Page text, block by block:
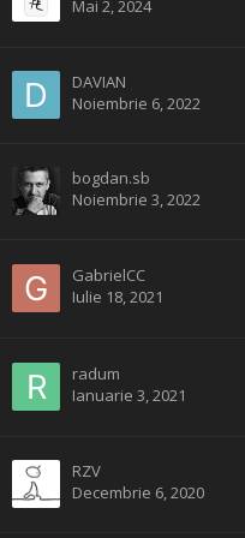
Mai 2, 2024
DAVIAN
Noiembrie 6, 2022
bogdan.sb
Noiembrie 3, 2022
GabrielCC
Iulie 18, 2021
radum
Ianuarie 3, 2021
RZV
Decembrie 6, 2020